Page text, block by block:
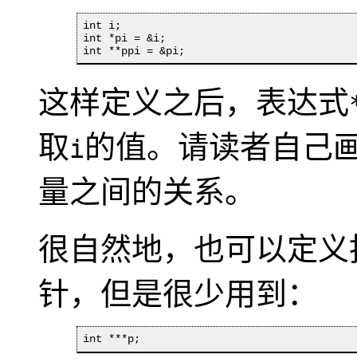
int i;
int *pi = &i;
int **ppi = &pi;
这样定义之后，表达式
取i的值。请读者自己
量之间的关系。
很自然地，也可以定义
针，但是很少用到：
int ***p;